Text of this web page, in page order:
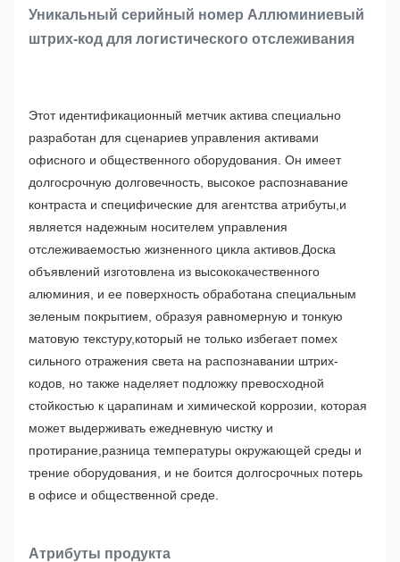
Уникальный серийный номер Аллюминиевый
штрих-код для логистического отслеживания
Этот идентификационный метчик актива специально
разработан для сценариев управления активами
офисного и общественного оборудования. Он имеет
долгосрочную долговечность, высокое распознавание
контраста и специфические для агентства атрибуты,и
является надежным носителем управления
отслеживаемостью жизненного цикла активов. Доска
объявлений изготовлена из высококачественного
алюминия, и ее поверхность обработана специальным
зеленым покрытием, образуя равномерную и тонкую
матовую текстуру,который не только избегает помех
сильного отражения света на распознавании штрих-
кодов, но также наделяет подложку превосходной
стойкостью к царапинам и химической коррозии, которая
может выдерживать ежедневную чистку и
протирание,разница температуры окружающей среды и
трение оборудования, и не боится долгосрочных потерь
в офисе и общественной среде.
Атрибуты продукта